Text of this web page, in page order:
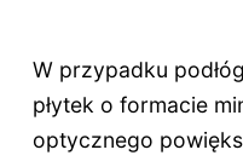
W przypadku
płytek o formacie
optycznego